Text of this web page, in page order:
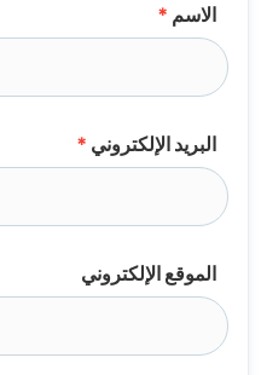
الاسم *
البريد الإلكتروني *
الموقع الإلكتروني